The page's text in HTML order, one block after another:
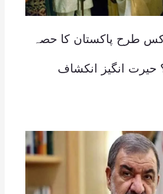
کس طرح پاکستان کا حصہ
حیرت انگیز انکشاف